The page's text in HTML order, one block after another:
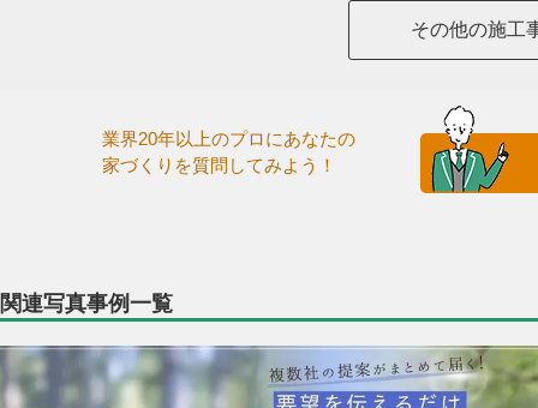
その他の施工
業界20年以上のプロにあなたの
家づくりを質問してみよう！
関連写真事例一覧